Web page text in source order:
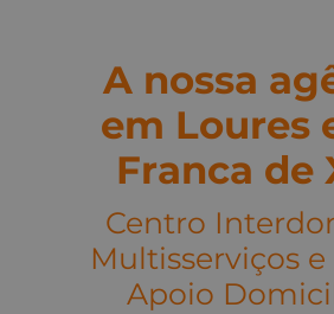
A nossa
em Loures
Franca de
Centro
Multisserviços e
Apoio